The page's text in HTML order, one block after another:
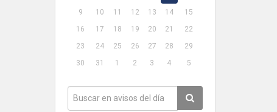
9
10 11 12 13 14
15
16
17 18 19 20 21
22
23
24 25 26 27 28
29
30
31 1 2 3 4 5